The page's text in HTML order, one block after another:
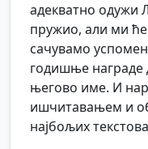
адекватно одужи
пружио, али ми
сачувамо
годишње награде
његово име. И
ишчитавањем и
најбољих